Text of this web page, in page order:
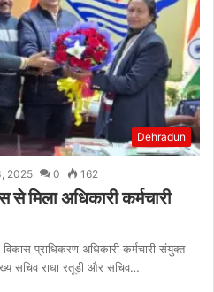
Dehradun
2025 0 162
मिला अधिकारी कर्मचारी
प्राधिकरण अधिकारी कर्मचारी संयुक्त
सचिव राधा रतूड़ी और सचिव…